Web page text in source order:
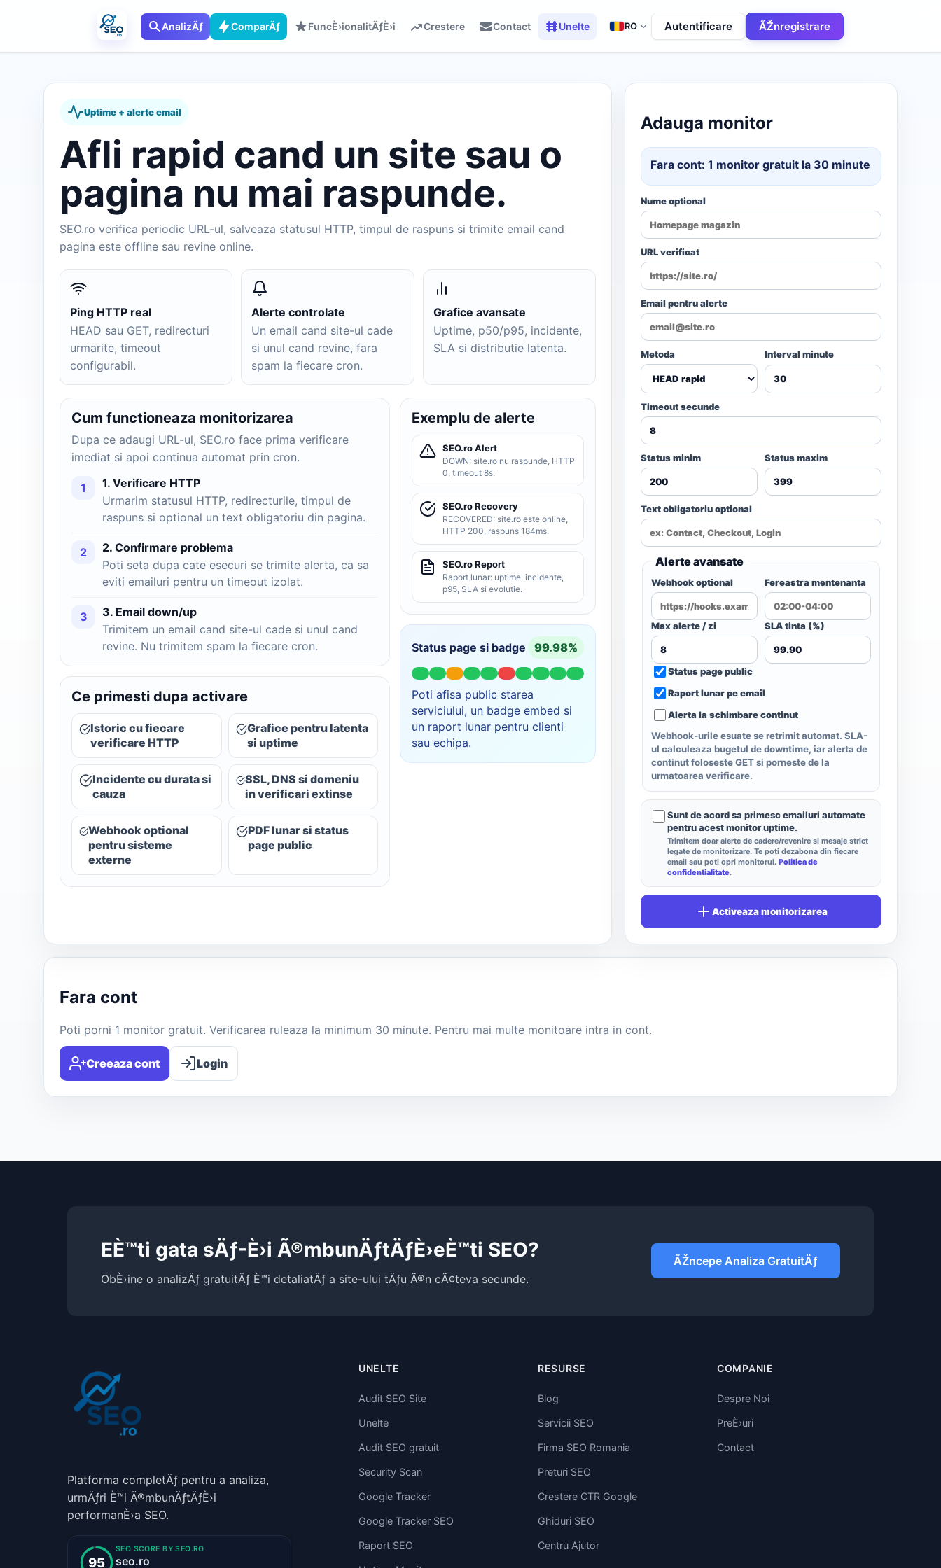
AnalizÄƒ ComparÄƒ FuncÈ›ionalitÄƒÈ›i Crestere Contact Unelte RO Autentificare ÃŽnregistrare
Uptime + alerte email
Afli rapid cand un site sau o
pagina nu mai raspunde.
SEO.ro verifica periodic URL-ul, salveaza statusul HTTP, timpul de raspuns si trimite email cand
pagina este offline sau revine online.
Ping HTTP real
HEAD sau GET, redirecturi
urmarite, timeout
configurabil.
Alerte controlate
Un email cand site-ul cade
si unul cand revine, fara
spam la fiecare cron.
Grafice avansate
Uptime, p50/p95, incidente,
SLA si distributie latenta.
Cum functioneaza monitorizarea
Dupa ce adaugi URL-ul, SEO.ro face prima verificare
imediat si apoi continua automat prin cron.
1
1. Verificare HTTP
Urmarim statusul HTTP, redirecturile, timpul de
raspuns si optional un text obligatoriu din pagina.
2
2. Confirmare problema
Poti seta dupa cate esecuri se trimite alerta, ca sa
eviti emailuri pentru un timeout izolat.
3
3. Email down/up
Trimitem un email cand site-ul cade si unul cand
revine. Nu trimitem spam la fiecare cron.
Ce primesti dupa activare
Istoric cu fiecare
verificare HTTP
Grafice pentru latenta
si uptime
Incidente cu durata si
cauza
SSL, DNS si domeniu
in verificari extinse
Webhook optional
pentru sisteme
externe
PDF lunar si status
page public
Exemplu de alerte
SEO.ro Alert
DOWN: site.ro nu raspunde, HTTP
0, timeout 8s.
SEO.ro Recovery
RECOVERED: site.ro este online,
HTTP 200, raspuns 184ms.
SEO.ro Report
Raport lunar: uptime, incidente,
p95, SLA si evolutie.
Status page si badge 99.98%
Poti afisa public starea
serviciului, un badge embed si
un raport lunar pentru clienti
sau echipa.
Adauga monitor
Fara cont: 1 monitor gratuit la 30 minute
Nume optional
URL verificat
Email pentru alerte
Metoda Interval minute
Timeout secunde
Status minim Status maxim
Text obligatoriu optional
Alerte avansate
Webhook optional Fereastra mentenanta
Max alerte / zi SLA tinta (%)
Status page public
Raport lunar pe email
Alerta la schimbare continut
Webhook-urile esuate se retrimit automat. SLA-
ul calculeaza bugetul de downtime, iar alerta de
continut foloseste GET si porneste de la
urmatoarea verificare.
Sunt de acord sa primesc emailuri automate
pentru acest monitor uptime.
Trimitem doar alerte de cadere/revenire si mesaje strict
legate de monitorizare. Te poti dezabona din fiecare
email sau poti opri monitorul. Politica de
confidentialitate.
Activeaza monitorizarea
Fara cont
Poti porni 1 monitor gratuit. Verificarea ruleaza la minimum 30 minute. Pentru mai multe monitoare intra in cont.
Creeaza cont Login
EÈ™ti gata sÄƒ-È›i Ã®mbunÄƒtÄƒÈ›eÈ™ti SEO?
ObÈ›ine o analizÄƒ gratuitÄƒ È™i detaliatÄƒ a site-ului tÄƒu Ã®n cÃ¢teva secunde.
ÃŽncepe Analiza GratuitÄƒ
Platforma completÄƒ pentru a analiza,
urmÄƒri È™i Ã®mbunÄƒtÄƒÈ›i
performanÈ›a SEO.
UNELTE
Audit SEO Site
Unelte
Audit SEO gratuit
Security Scan
Google Tracker
Google Tracker SEO
Raport SEO
RESURSE
Blog
Servicii SEO
Firma SEO Romania
Preturi SEO
Crestere CTR Google
Ghiduri SEO
Centru Ajutor
COMPANIE
Despre Noi
PreÈ›uri
Contact